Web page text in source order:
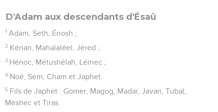
D'Adam aux descendants d'Ésaü
1 Adam, Seth, Énosh ;
2 Kénan, Mahalaléel, Jéred ;
3 Hénoc, Métushélah, Lémec ;
4 Noé, Sem, Cham et Japhet.
5 Fils de Japhet : Gomer, Magog, Madaï, Javan, Tubal,
Méshec et Tiras.